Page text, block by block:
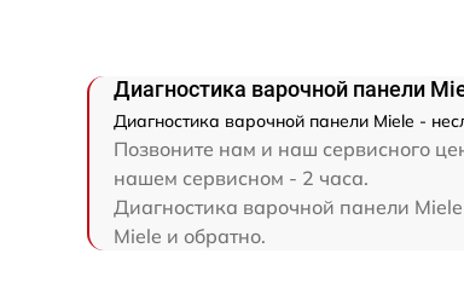
Диагностика варочной панели
Диагностика варочной панели Miele -
Позвоните нам и наш сервисного
нашем сервисном - 2 часа.
Диагностика варочной панели
Miele и обратно.